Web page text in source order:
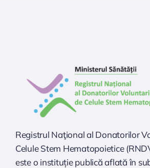
Registrul Naţional al Donatorilor
Celule Stem Hematopoietice
este o instituție publică aflată în